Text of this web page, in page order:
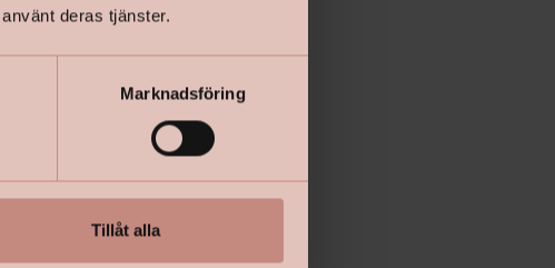
deras tjänster.
Marknadsföring
Tillåt alla